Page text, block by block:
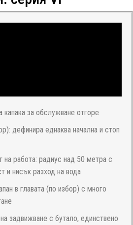
за обслужване отгоре
дефинира еднаква начална и стоп
на работа: радиус над 50 метра с
и нисък разход на вода
в главата (по избор) с много
задвижване с бутало, единствено